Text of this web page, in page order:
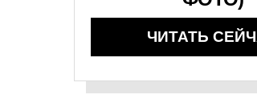
ЧИТАТЬ